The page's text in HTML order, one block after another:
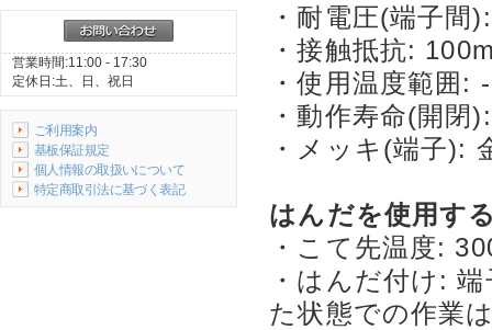
営業時間:11:00 - 17:30
定休日:土、日、祝日
ご利用案内
基板保証規定
個人情報の取扱いについて
特定商取引法に基づく表記
・耐電圧(端子間
・接触抵抗:
・使用温度範囲
・動作寿命(開閉
・メッキ(端子):
はんだを使用す
・こて先温度:
・はんだ付け:
た状態での作業